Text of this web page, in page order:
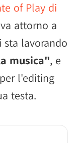
of Play di
attorno a
sta lavorando
musica", e
l'editing
testa.